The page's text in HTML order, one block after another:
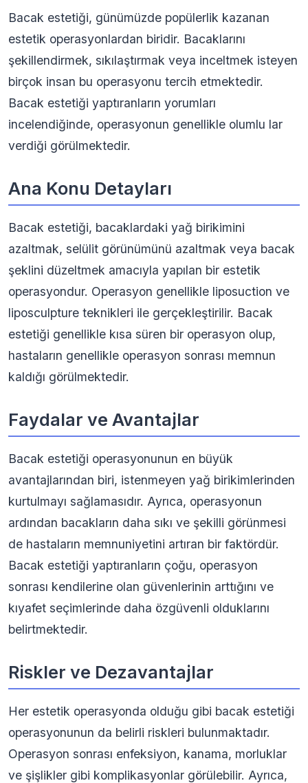
Bacak estetiği, günümüzde popülerlik kazanan
estetik operasyonlardan biridir. Bacaklarını
şekillendirmek, sıkılaştırmak veya inceltmek isteyen
birçok insan bu operasyonu tercih etmektedir.
Bacak estetiği yaptıranların yorumları
incelendiğinde, operasyonun genellikle olumlu lar
verdiği görülmektedir.
Ana Konu Detayları
Bacak estetiği, bacaklardaki yağ birikimini
azaltmak, selülit görünümünü azaltmak veya bacak
şeklini düzeltmek amacıyla yapılan bir estetik
operasyondur. Operasyon genellikle liposuction ve
liposculpture teknikleri ile gerçekleştirilir. Bacak
estetiği genellikle kısa süren bir operasyon olup,
hastaların genellikle operasyon sonrası memnun
kaldığı görülmektedir.
Faydalar ve Avantajlar
Bacak estetiği operasyonunun en büyük
avantajlarından biri, istenmeyen yağ birikimlerinden
kurtulmayı sağlamasıdır. Ayrıca, operasyonun
ardından bacakların daha sıkı ve şekilli görünmesi
de hastaların memnuniyetini artıran bir faktördür.
Bacak estetiği yaptıranların çoğu, operasyon
sonrası kendilerine olan güvenlerinin arttığını ve
kıyafet seçimlerinde daha özgüvenli olduklarını
belirtmektedir.
Riskler ve Dezavantajlar
Her estetik operasyonda olduğu gibi bacak estetiği
operasyonunun da belirli riskleri bulunmaktadır.
Operasyon sonrası enfeksiyon, kanama, morluklar
ve şişlikler gibi komplikasyonlar görülebilir. Ayrıca,